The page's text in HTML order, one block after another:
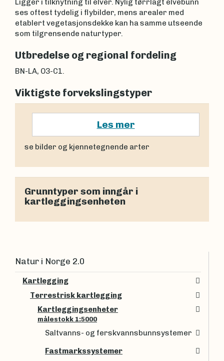
Ligger i tilknytning til elver. Nylig tørrlagt elvebunn
ses oftest tydelig i flybilder, mens arealer med
etablert vegetasjonsdekke kan ha samme utseende
som tilgrensende naturtyper.
Utbredelse og regional fordeling
BN-LA, O3-C1.
Viktigste forvekslingstyper
Les mer
se bilder og kjennetegnende arter
Grunntyper som inngår i
kartleggingsenheten
Natur i Norge 2.0
Kartlegging
Terrestrisk kartlegging
Kartleggingsenheter
målestokk 1:5000
Saltvanns- og ferskvannsbunnsystemer
Fastmarkssystemer